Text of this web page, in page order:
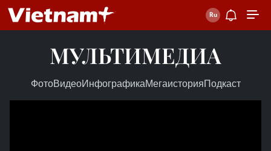
МУЛЬТИМЕДИА
ФотоВидеоИнфографикаМегаисторияПодкаст